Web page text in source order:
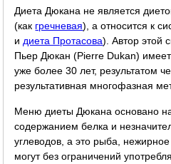
Диета Дюкана не является
(как гречневая), а относится к
и диета Протасова). Автор этой
Пьер Дюкан (Pierre Dukan)
уже более 30 лет, результатом
результативная многофазная
Меню диеты Дюкана основано
содержанием белка и
углеводов, а это рыба,
могут без ограничений